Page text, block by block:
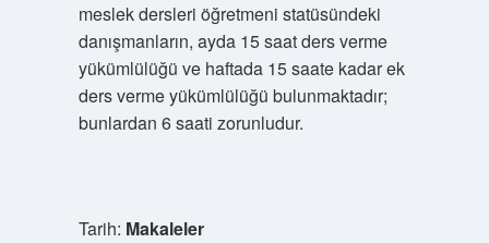
meslek dersleri öğretmeni statüsündeki
danışmanların, ayda 15 saat ders verme
yükümlülüğü ve haftada 15 saate kadar ek
ders verme yükümlülüğü bulunmaktadır;
bunlardan 6 saati zorunludur.
Tarih: Makaleler